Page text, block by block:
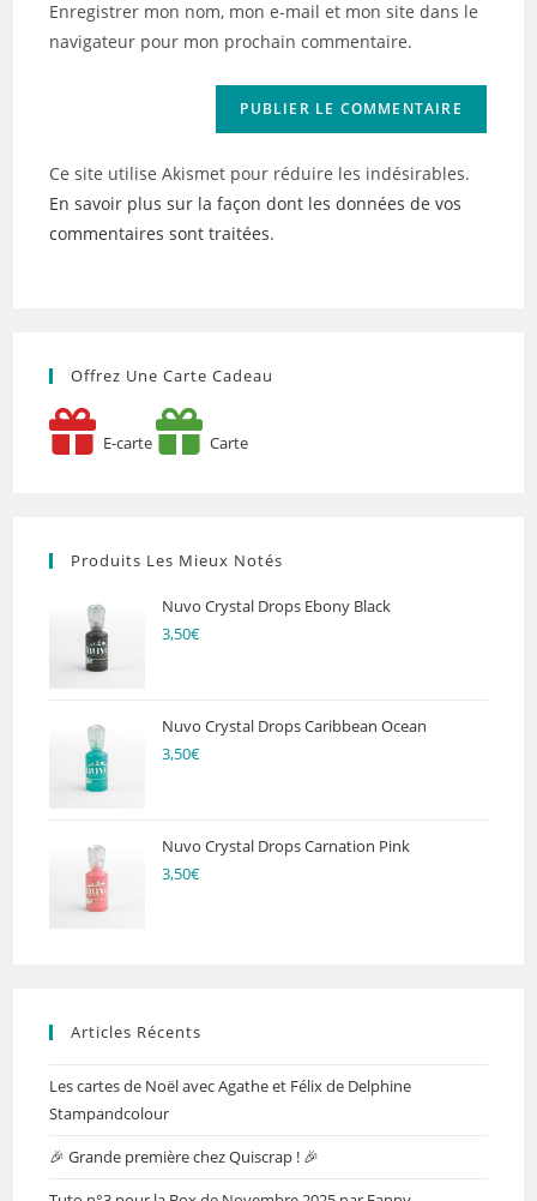
(facultatif)
Enregistrer mon nom, mon e-mail et mon site dans le
navigateur pour mon prochain commentaire.
Ce site utilise Akismet pour réduire les indésirables.
En savoir plus sur la façon dont les données de vos
commentaires sont traitées.
Offrez Une Carte Cadeau
E-carte Carte
Produits Les Mieux Notés
Nuvo Crystal Drops Ebony Black
3,50€
Nuvo Crystal Drops Caribbean Ocean
3,50€
Nuvo Crystal Drops Carnation Pink
3,50€
Articles Récents
Les cartes de Noël avec Agathe et Félix de Delphine
Stampandcolour
🎉 Grande première chez Quiscrap ! 🎉